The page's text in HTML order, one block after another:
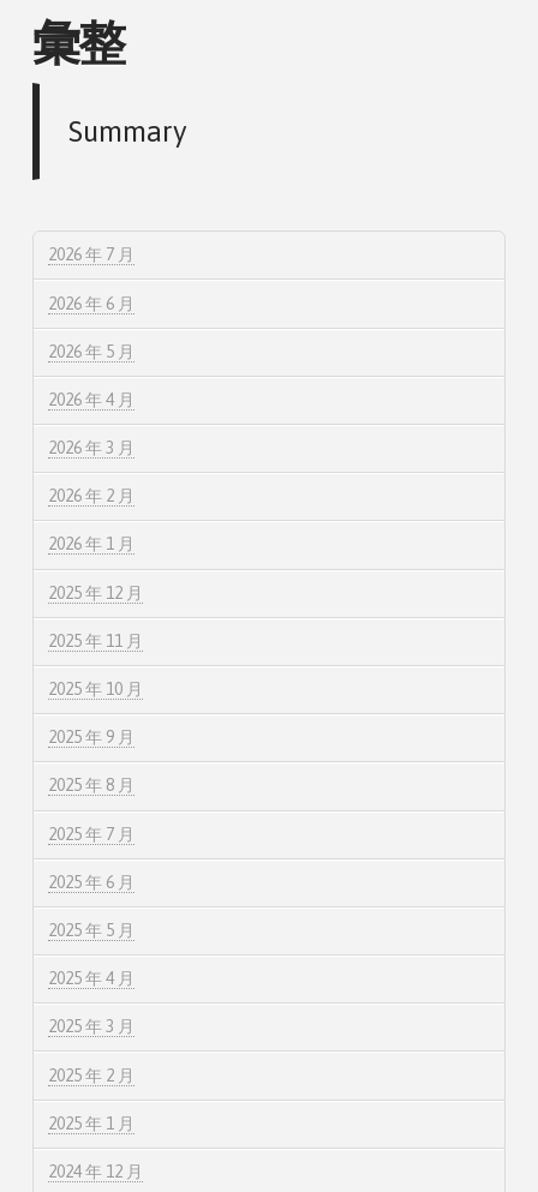
彙整
Summary
2026 年 7 月
2026 年 6 月
2026 年 5 月
2026 年 4 月
2026 年 3 月
2026 年 2 月
2026 年 1 月
2025 年 12 月
2025 年 11 月
2025 年 10 月
2025 年 9 月
2025 年 8 月
2025 年 7 月
2025 年 6 月
2025 年 5 月
2025 年 4 月
2025 年 3 月
2025 年 2 月
2025 年 1 月
2024 年 12 月